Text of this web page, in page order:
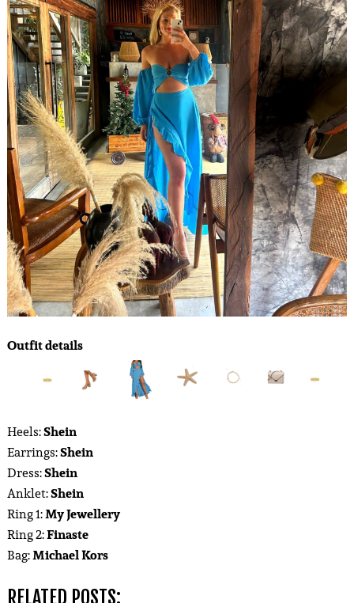
Outfit details
Heels:Shein
Earrings:Shein
Dress:Shein
Anklet:Shein
Ring 1:My Jewellery
Ring 2:Finaste
Bag:Michael Kors
RELATED POSTS: